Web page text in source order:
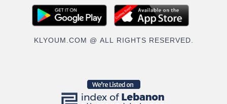
KLYOUM.COM @ ALL RIGHTS RESERVED.